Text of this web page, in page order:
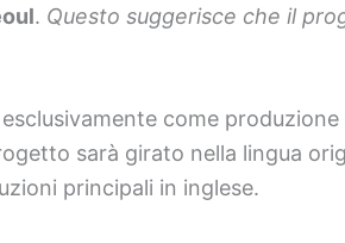
. Questo suggerisce che il
come
sarà girato nella lingua
principali in inglese.